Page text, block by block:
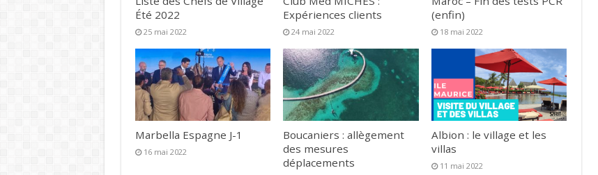
Été 2022
25 mai 2022
Expériences clients
24 mai 2022
(enfin)
18 mai 2022
Marbella Espagne J-1
16 mai 2022
Boucaniers : allègement
des mesures
déplacements
Albion : le village et les
villas
11 mai 2022